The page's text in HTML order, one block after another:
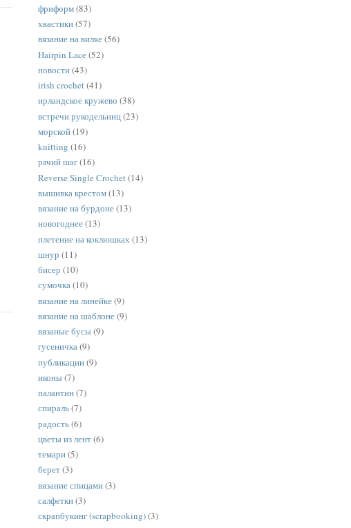
фриформ(83)
хвастики(57)
вязание на вилке(56)
Hairpin Lace (52)
новости(43)
irish crochet(41)
ирландское кружево (38)
встречи рукодельниц(23)
морской(19)
knitting (16)
рачий шаг(16)
Reverse Single Crochet(14)
вышивка крестом(13)
вязание на бурдоне(13)
новогоднее(13)
плетение на коклюшках(13)
шнур (11)
бисер (10)
сумочка(10)
вязание на линейке(9)
вязание на шаблоне(9)
вязаные бусы(9)
гусеничка(9)
публикации(9)
иконы(7)
палантин(7)
спираль(7)
радость(6)
цветы из лент(6)
темари(5)
берет(3)
вязание спицами(3)
салфетки(3)
скрапбукинг (scrapbooking)(3)